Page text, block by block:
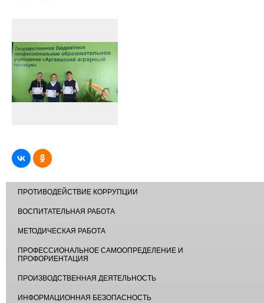
ПРОТИВОДЕЙСТВИЕ КОРРУПЦИИ
ВОСПИТАТЕЛЬНАЯ РАБОТА
МЕТОДИЧЕСКАЯ РАБОТА
ПРОФЕССИОНАЛЬНОЕ САМООПРЕДЕЛЕНИЕ И
ПРОФОРИЕНТАЦИЯ
ПРОИЗВОДСТВЕННАЯ ДЕЯТЕЛЬНОСТЬ
ИНФОРМАЦИОННАЯ БЕЗОПАСНОСТЬ